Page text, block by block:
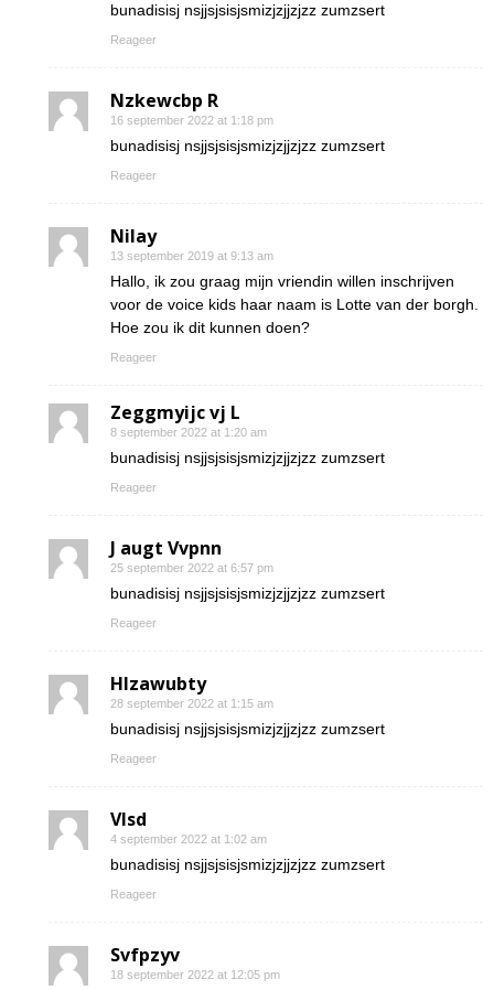
bunadisisj nsjjsjsisjsmizjzjjzjzz zumzsert
Reageer
Nzkewcbp R
16 september 2022 at 1:18 pm
bunadisisj nsjjsjsisjsmizjzjjzjzz zumzsert
Reageer
Nilay
13 september 2019 at 9:13 am
Hallo, ik zou graag mijn vriendin willen inschrijven
voor de voice kids haar naam is Lotte van der borgh.
Hoe zou ik dit kunnen doen?
Reageer
Zeggmyijc vj L
8 september 2022 at 1:20 am
bunadisisj nsjjsjsisjsmizjzjjzjzz zumzsert
Reageer
J augt Vvpnn
25 september 2022 at 6:57 pm
bunadisisj nsjjsjsisjsmizjzjjzjzz zumzsert
Reageer
Hlzawubty
28 september 2022 at 1:15 am
bunadisisj nsjjsjsisjsmizjzjjzjzz zumzsert
Reageer
Vlsd
4 september 2022 at 1:02 am
bunadisisj nsjjsjsisjsmizjzjjzjzz zumzsert
Reageer
Svfpzyv
18 september 2022 at 12:05 pm